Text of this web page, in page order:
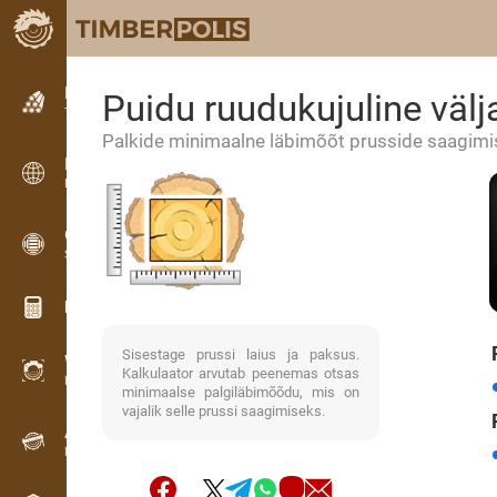
Kuulutused
Tekstkuulutused
Kuulutused
Rahvusvahelised kuulutused
OPTI-TIMB
Saekavad
Puidu kalkulaatorid
WoodProfi
Puidumaht AI-ga
Andmesalvesti
Puidu inventuur välitöödel
Puidu ruudukujuline
Palkide minimaalne läbimõõt prusside
Sisestage prussi laius ja paksus.
Kalkulaator arvutab peenemas otsas
minimaalse palgiläbimõõdu, mis on
vajalik selle prussi saagimiseks.